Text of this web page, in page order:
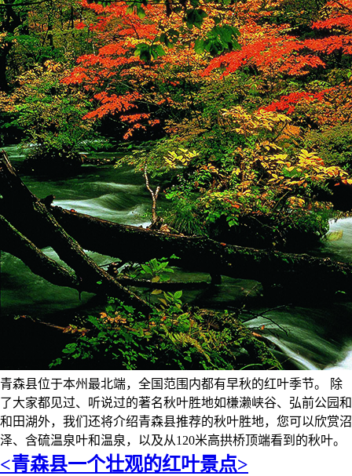
青森县位于本州最北端，全国范围内都有早秋的红叶季节。 除
了大家都见过、听说过的著名秋叶胜地如槏濑峡谷、弘前公园和
和田湖外，我们还将介绍青森县推荐的秋叶胜地，您可以欣赏沼
泽、含硫温泉叶和温泉，以及从120米高拱桥顶端看到的秋叶。
<青森县一个壮观的红叶景点>